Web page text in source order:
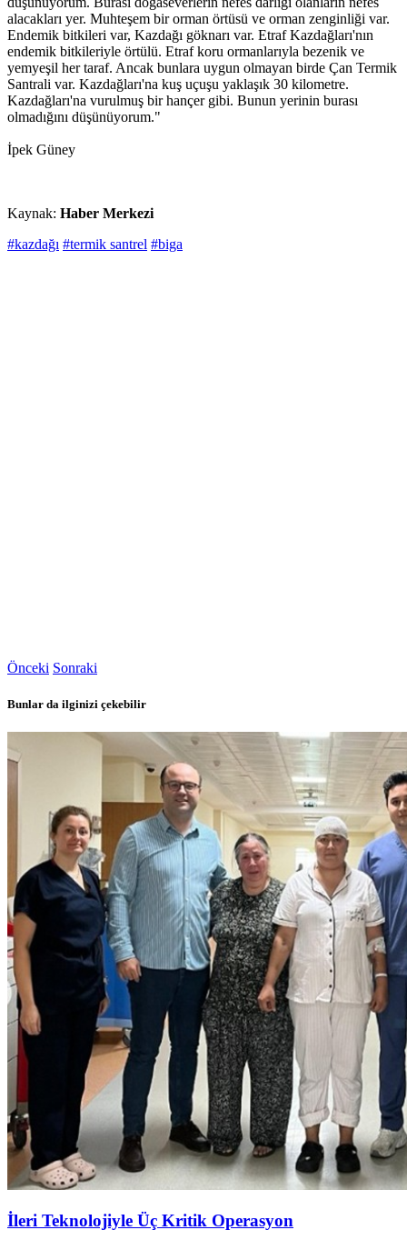
alacakları yer. Muhteşem bir orman örtüsü ve orman zenginliği var.
Endemik bitkileri var, Kazdağı göknarı var. Etraf Kazdağları'nın
endemik bitkileriyle örtülü. Etraf koru ormanlarıyla bezenik ve
yemyeşil her taraf. Ancak bunlara uygun olmayan birde Çan Termik
Santrali var. Kazdağları'na kuş uçuşu yaklaşık 30 kilometre.
Kazdağları'na vurulmuş bir hançer gibi. Bunun yerinin burası
olmadığını düşünüyorum."
İpek Güney
Kaynak: Haber Merkezi
#kazdağı #termik santrel #biga
Önceki Sonraki
Bunlar da ilginizi çekebilir
İleri Teknolojiyle Üç Kritik Operasyon